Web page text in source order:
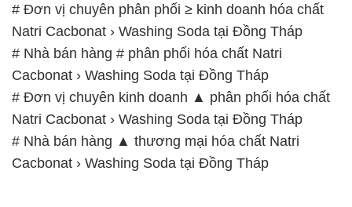
# Đơn vị chuyên phân phối ≥ kinh doanh hóa chất
Natri Cacbonat › Washing Soda tại Đồng Tháp
# Nhà bán hàng # phân phối hóa chất Natri
Cacbonat › Washing Soda tại Đồng Tháp
# Đơn vị chuyên kinh doanh ▲ phân phối hóa chất
Natri Cacbonat › Washing Soda tại Đồng Tháp
# Nhà bán hàng ▲ thương mại hóa chất Natri
Cacbonat › Washing Soda tại Đồng Tháp